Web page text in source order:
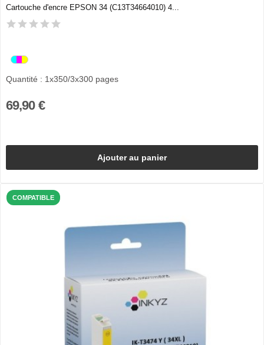
Cartouche d'encre EPSON 34 (C13T34664010) 4...
Quantité : 1x350/3x300 pages
69,90 €
Ajouter au panier
COMPATIBLE